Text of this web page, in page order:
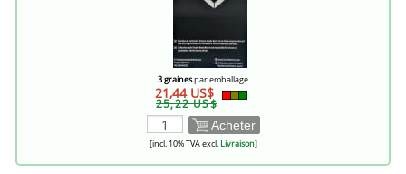
3 grainespar emballage
21,44 US$
25,22 US$
Acheter
[incl. 10% TVA excl.Livraison]